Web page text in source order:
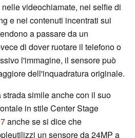
videochiamate, nei selfie di
e nei contenuti incentrati sui
a passare da un
di dover ruotare il telefono o
l'immagine, il sensore può
dell'inquadratura originale.
simile anche con il suo
in stile Center Stage
anche se si dice che
un sensore da 24MP a